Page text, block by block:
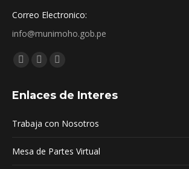
Correo Electronico:
info@munimoho.gob.pe
Encuéntranos en:
Facebook
opens
new
YouTube
opens
new
Mail
opens
new
Enlaces de Interes
Trabaja con Nosotros
Mesa de Partes Virtual